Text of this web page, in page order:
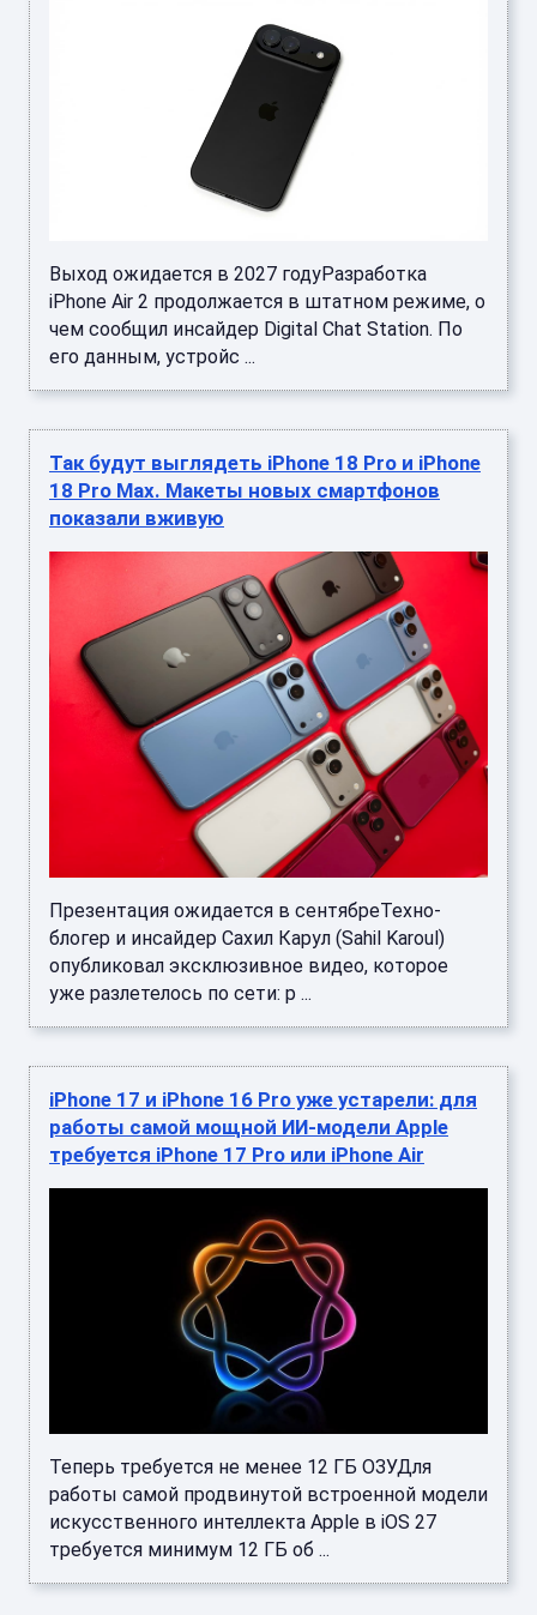
Выход ожидается в 2027 годуРазработка
iPhone Air 2 продолжается в штатном режиме, о
чем сообщил инсайдер Digital Chat Station. По
его данным, устройс ...
Так будут выглядеть iPhone 18 Pro и iPhone
18 Pro Max. Макеты новых смартфонов
показали вживую
Презентация ожидается в сентябреТехно-
блогер и инсайдер Сахил Карул (Sahil Karoul)
опубликовал эксклюзивное видео, которое
уже разлетелось по сети: р ...
iPhone 17 и iPhone 16 Pro уже устарели: для
работы самой мощной ИИ-модели Apple
требуется iPhone 17 Pro или iPhone Air
Теперь требуется не менее 12 ГБ ОЗУДля
работы самой продвинутой встроенной модели
искусственного интеллекта Apple в iOS 27
требуется минимум 12 ГБ об ...